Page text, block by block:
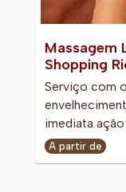
Massagem
Shopping
Serviço com
imediata ação
A partir de